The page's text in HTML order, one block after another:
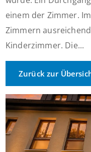
einem der Zimmer.
Zimmern
Kinderzimmer. Die...
Zurück zur